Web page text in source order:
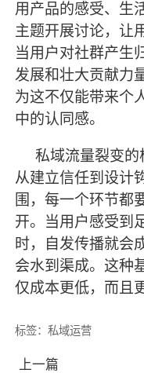
用产品的感受、生
主题开展讨论，让
当用户对社群产生
发展和壮大贡献力
为这不仅能带来个
中的认同感。
私域流量裂变的
从建立信任到设计
围，每一个环节都
开。当用户感受到
时，自发传播就会
会水到渠成。这种
仅成本更低，而且
标签：私域运营
上一篇